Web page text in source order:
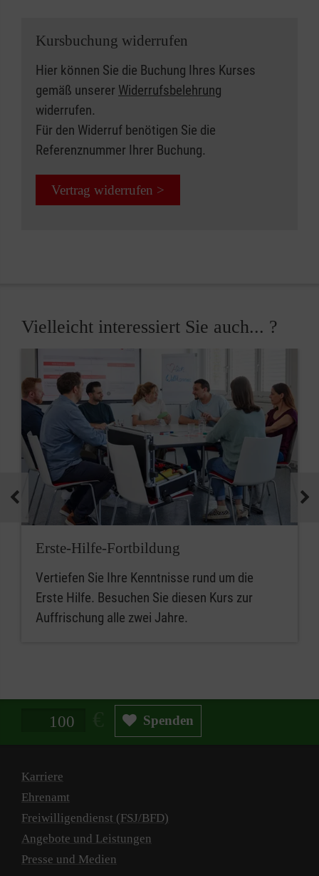
Kursbuchung widerrufen
Hier können Sie die Buchung Ihres Kurses
gemäß unserer Widerrufsbelehrung
widerrufen.
Für den Widerruf benötigen Sie die
Referenznummer Ihrer Buchung.
Vertrag widerrufen >
Vielleicht interessiert Sie auch... ?
Erste-Hilfe-Fortbildung
Vertiefen Sie Ihre Kenntnisse rund um die
Erste Hilfe. Besuchen Sie diesen Kurs zur
Auffrischung alle zwei Jahre.
Spendenbetrag in Euro Spenden
Karriere
Ehrenamt
Freiwilligendienst (FSJ/BFD)
Angebote und Leistungen
Presse und Medien